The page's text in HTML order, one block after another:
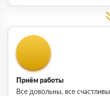
Приём работы
Все довольны, все счастливы